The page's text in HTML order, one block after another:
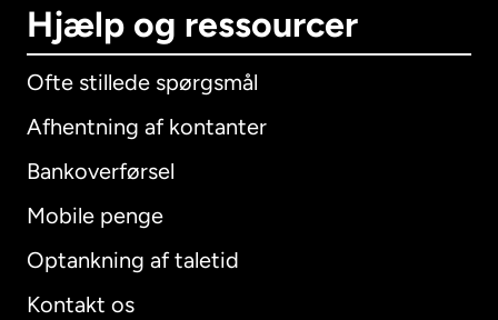
Hjælp og ressourcer
Ofte stillede spørgsmål
Afhentning af kontanter
Bankoverførsel
Mobile penge
Optankning af taletid
Kontakt os